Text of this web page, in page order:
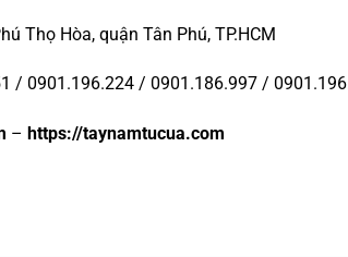
Thọ Hòa, quận Tân Phú, TP.HCM
/ 0901.196.224 / 0901.186.997 /
– https://taynamtucua.com